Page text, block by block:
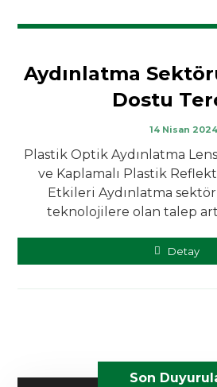
Aydınlatma
Dostu
14 Nisan 2024
Plastik Optik Aydınlatma
ve Kaplamalı Plastik
Etkileri Aydınlatma
teknolojilere olan talep
Detay
Son